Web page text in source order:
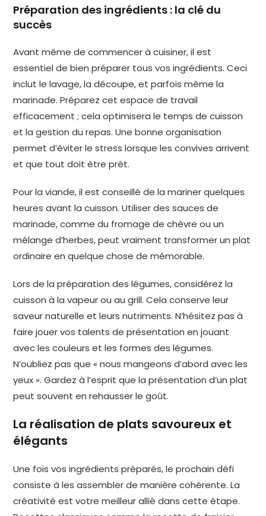
Préparation des ingrédients : la clé du
succès
Avant même de commencer à cuisiner, il est
essentiel de bien préparer tous vos ingrédients. Ceci
inclut le lavage, la découpe, et parfois même la
marinade. Préparez cet espace de travail
efficacement ; cela optimisera le temps de cuisson
et la gestion du repas. Une bonne organisation
permet d’éviter le stress lorsque les convives arrivent
et que tout doit être prêt.
Pour la viande, il est conseillé de la mariner quelques
heures avant la cuisson. Utiliser des sauces de
marinade, comme du fromage de chèvre ou un
mélange d’herbes, peut vraiment transformer un plat
ordinaire en quelque chose de mémorable.
Lors de la préparation des légumes, considérez la
cuisson à la vapeur ou au grill. Cela conserve leur
saveur naturelle et leurs nutriments. N’hésitez pas à
faire jouer vos talents de présentation en jouant
avec les couleurs et les formes des légumes.
N’oubliez pas que « nous mangeons d’abord avec les
yeux ». Gardez à l’esprit que la présentation d’un plat
peut souvent en rehausser le goût.
La réalisation de plats savoureux et
élégants
Une fois vos ingrédients préparés, le prochain défi
consiste à les assembler de manière cohérente. La
créativité est votre meilleur allié dans cette étape.